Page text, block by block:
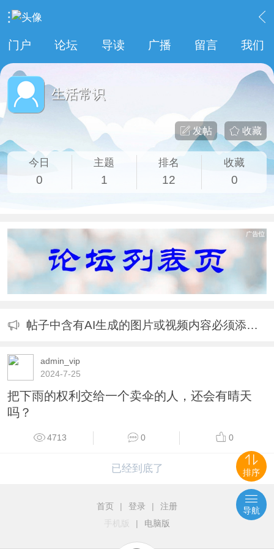
门户 论坛 导读 广播 留言 我们
生活常识
收藏
发帖
今日
0
主题
1
排名
12
收藏
0
帖子中含有AI生成的图片或视频内容必须添加标识的公告
admin_vip
2024-7-25
把下雨的权利交给一个卖伞的人，还会有晴天
吗？
4713 0 0
已经到底了
首页 | 登录 |
注册
手机版
| 电脑版
排序
导航